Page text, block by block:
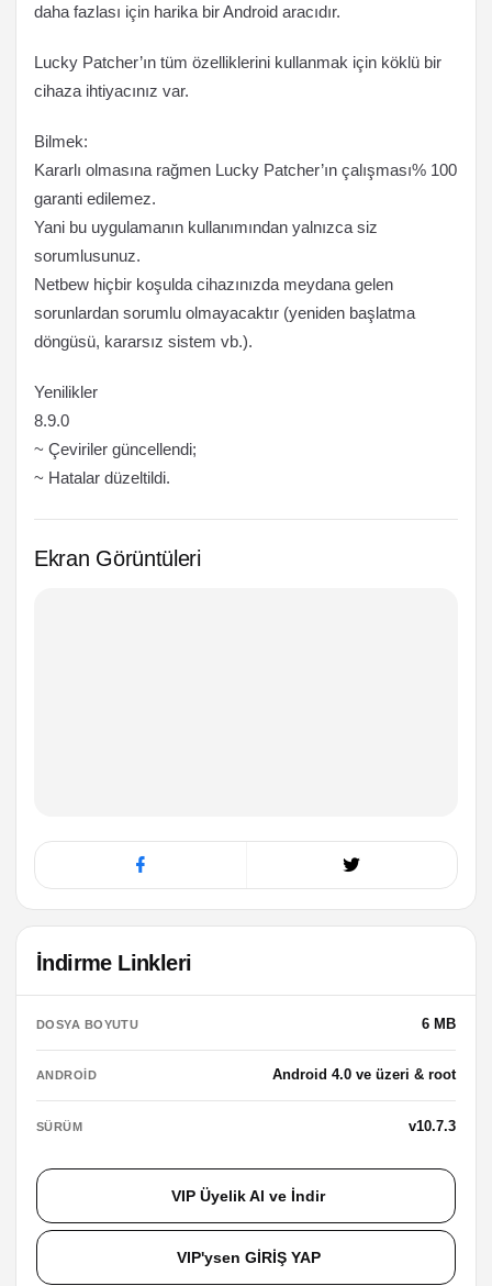
daha fazlası için harika bir Android aracıdır.
Lucky Patcher’ın tüm özelliklerini kullanmak için köklü bir
cihaza ihtiyacınız var.
Bilmek:
Kararlı olmasına rağmen Lucky Patcher’ın çalışması% 100
garanti edilemez.
Yani bu uygulamanın kullanımından yalnızca siz
sorumlusunuz.
Netbew hiçbir koşulda cihazınızda meydana gelen
sorunlardan sorumlu olmayacaktır (yeniden başlatma
döngüsü, kararsız sistem vb.).
Yenilikler
8.9.0
~ Çeviriler güncellendi;
~ Hatalar düzeltildi.
Ekran Görüntüleri
İndirme Linkleri
DOSYA BOYUTU 6 MB
ANDROID Android 4.0 ve üzeri & root
SÜRÜM v10.7.3
VIP Üyelik Al ve İndir
VIP'ysen GİRİŞ YAP